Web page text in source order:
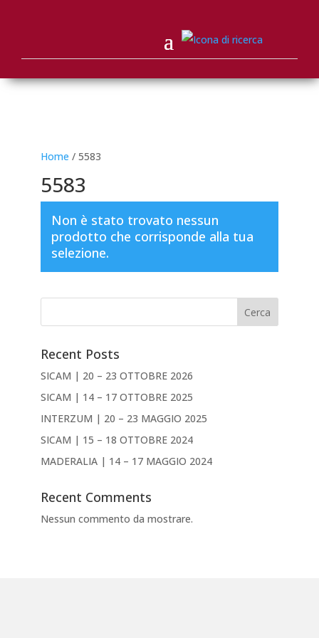
Home / 5583
5583
Non è stato trovato nessun
prodotto che corrisponde alla tua
selezione.
Cerca
Recent Posts
SICAM | 20 – 23 OTTOBRE 2026
SICAM | 14 – 17 OTTOBRE 2025
INTERZUM | 20 – 23 MAGGIO 2025
SICAM | 15 – 18 OTTOBRE 2024
MADERALIA | 14 – 17 MAGGIO 2024
Recent Comments
Nessun commento da mostrare.